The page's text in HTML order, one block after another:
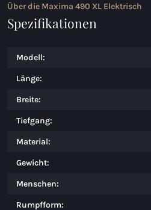
Über die Maxima 490 XL Elektrisch
Spezifikationen
Modell:
Länge:
Breite:
Tiefgang:
Material:
Gewicht:
Menschen:
Rumpfform: